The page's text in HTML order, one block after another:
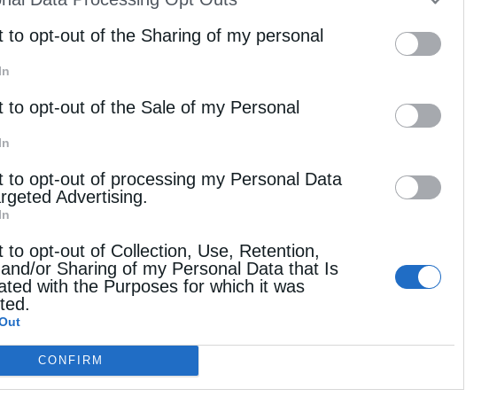
of Downstream Participantsthat may further disclose it to
parties.
to opt-out of the Sharing of my personal
to opt-out of the Sale of my Personal
to opt-out of processing my Personal Data
Advertising.
to opt-out of Collection, Use, Retention,
or Sharing of my Personal Data that Is
with the Purposes for which it was
CONFIRM
Industrial Deal, που υιοθετήθηκε στις 25 Ιουνίου 2025,
τη μετάβαση σε μια οικονομία μηδενικών εκπομπών.
έως το 2030 διάφορες κατηγορίες ενισχύσεων, μεταξύ
και καυσίμων χαμηλών εκπομπών,
ενέργειας για ενεργοβόρες βιομηχανίες,
μέσω ηλεκτροδότησης, ενεργειακής αποδοτικότητας και